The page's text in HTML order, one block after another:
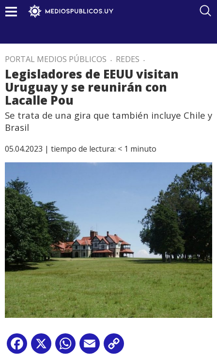
PORTAL MEDIOS PÚBLICOS . REDES .
Legisladores de EEUU visitan
Uruguay y se reunirán con
Lacalle Pou
Se trata de una gira que también incluye Chile y
Brasil
05.04.2023 | tiempo de lectura: < 1 minuto
Facebook
X WhatsApp
Email